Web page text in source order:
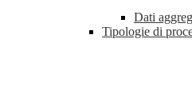
Dati
Tipologie di